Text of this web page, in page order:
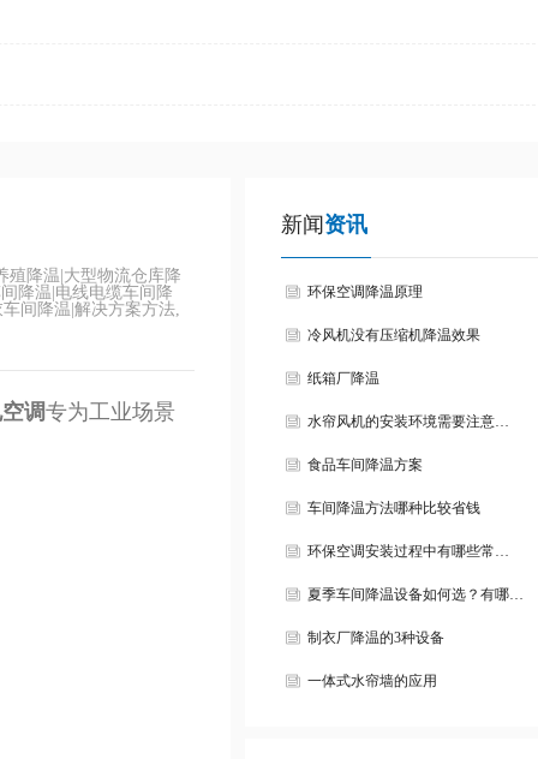
殖降温|大型物流仓库降
降温|电线电缆车间降
间降温|解决方案方法,
调专为工业场景
新闻 资讯
环保空调降温原理
冷风机没有压缩机降温效果
纸箱厂降温
水帘风机的安装环境需要注意…
食品车间降温方案
车间降温方法哪种比较省钱
环保空调安装过程中有哪些常…
夏季车间降温设备如何选？有哪…
制衣厂降温的3种设备
一体式水帘墙的应用